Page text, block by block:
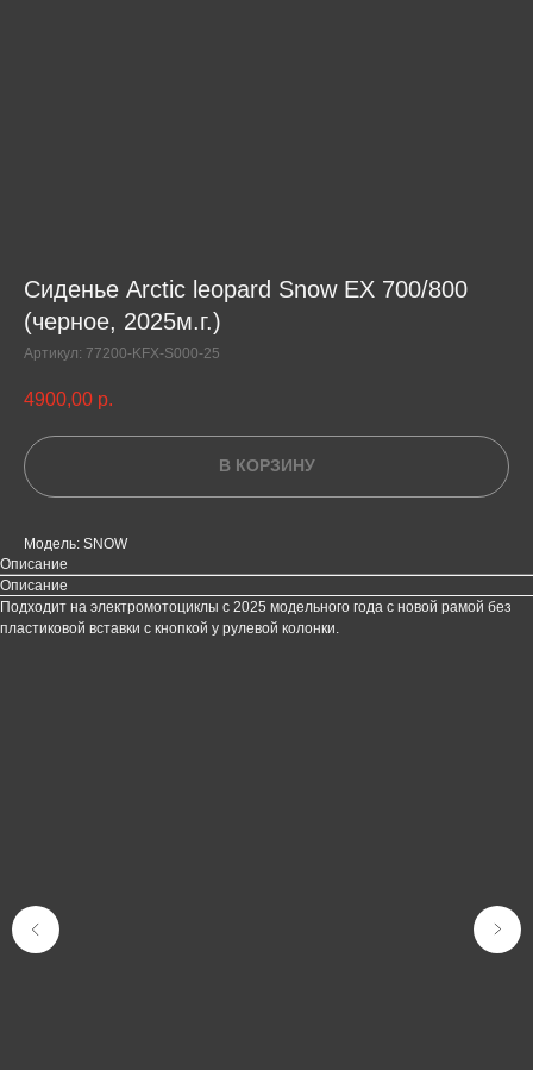
Сиденье Arctic leopard Snow EX 700/800
(черное, 2025м.г.)
Артикул: 77200-KFX-S000-25
4900,00 р.
В КОРЗИНУ
Модель: SNOW
Описание
Описание
Подходит на электромотоциклы с 2025 модельного года с новой рамой без
пластиковой вставки с кнопкой у рулевой колонки.